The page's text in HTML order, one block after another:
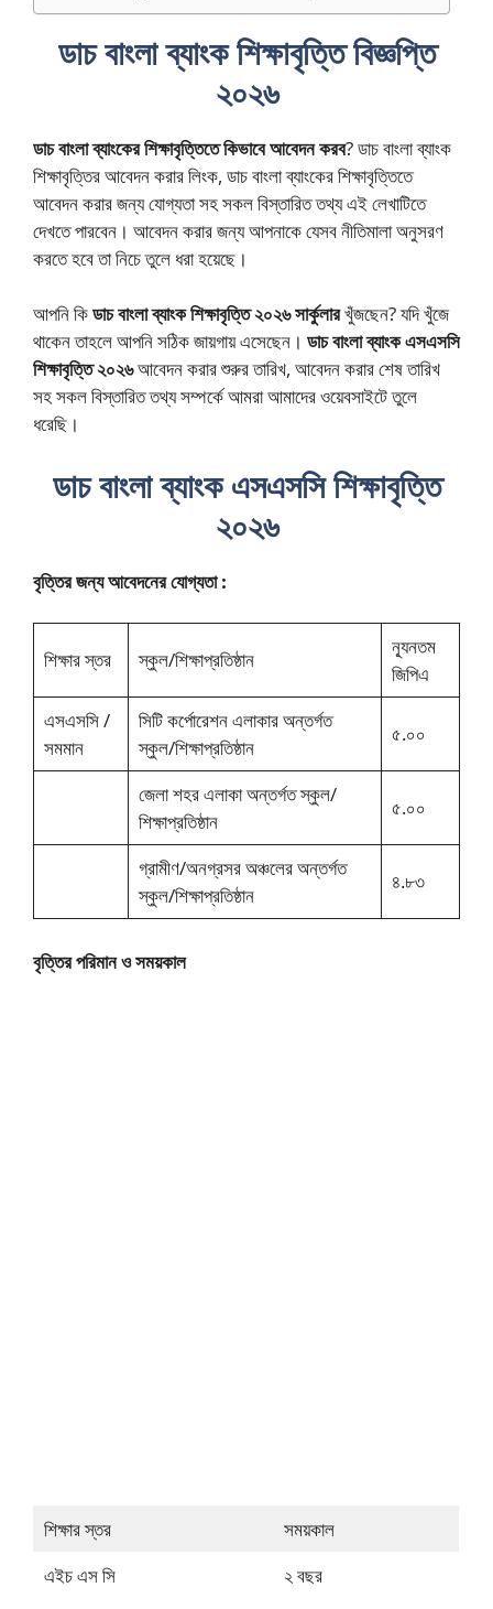
ডাচ বাংলা ব্যাংক শিক্ষাবৃত্তি বিজ্ঞপ্তি
২০২৬
ডাচ বাংলা ব্যাংকের শিক্ষাবৃত্তিতে কিভাবে আবেদন করব? ডাচ বাংলা ব্যাংক
শিক্ষাবৃত্তির আবেদন করার লিংক, ডাচ বাংলা ব্যাংকের শিক্ষাবৃত্তিতে
আবেদন করার জন্য যোগ্যতা সহ সকল বিস্তারিত তথ্য এই লেখাটিতে
দেখতে পারবেন। আবেদন করার জন্য আপনাকে যেসব নীতিমালা অনুসরণ
করতে হবে তা নিচে তুলে ধরা হয়েছে।
আপনি কিডাচ বাংলা ব্যাংক শিক্ষাবৃত্তি ২০২৬ সার্কুলারখুঁজছেন? যদি খুঁজে
থাকেন তাহলে আপনি সঠিক জায়গায় এসেছেন। ডাচ বাংলা ব্যাংক এসএসসি
শিক্ষাবৃত্তি ২০২৬আবেদন করার শুরুর তারিখ, আবেদন করার শেষ তারিখ
সহ সকল বিস্তারিত তথ্য সম্পর্কে আমরা আমাদের ওয়েবসাইটে তুলে
ধরেছি।
ডাচ বাংলা ব্যাংক এসএসসি শিক্ষাবৃত্তি
২০২৬
বৃত্তির জন্য আবেদনের যোগ্যতা :
শিক্ষার স্তর স্কুল/শিক্ষাপ্রতিষ্ঠান
ন্যূনতম
জিপিএ
এসএসসি /
সমমান
সিটি কর্পোরেশন এলাকার অন্তর্গত
স্কুল/শিক্ষাপ্রতিষ্ঠান
৫.০০
জেলা শহর এলাকা অন্তর্গত স্কুল/
শিক্ষাপ্রতিষ্ঠান
৫.০০
গ্রামীণ/অনগ্রসর অঞ্চলের অন্তর্গত
স্কুল/শিক্ষাপ্রতিষ্ঠান
৪.৮৩
বৃত্তির পরিমান ও সময়কাল
শিক্ষার স্তর
সময়কাল
এইচ এস সি
২ বছর